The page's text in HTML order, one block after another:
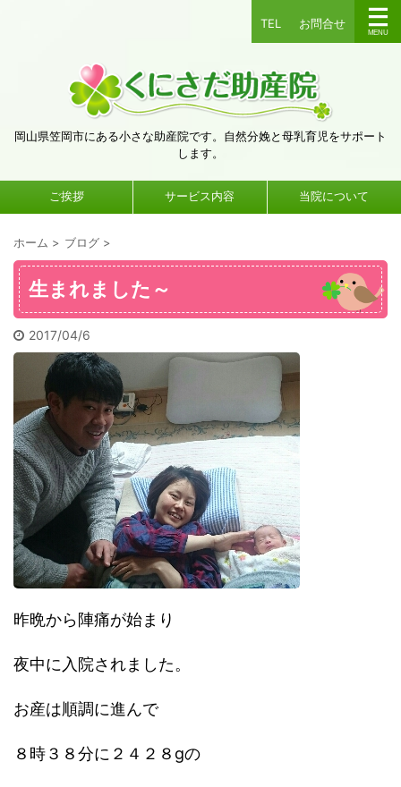
TEL お問合せ
岡山県笠岡市にある小さな助産院です。自然分娩と母乳育児をサポート
します。
ご挨拶 サービス内容 当院について
ホーム > ブログ >
生まれました～
2017/04/6
昨晩から陣痛が始まり
夜中に入院されました。
お産は順調に進んで
８時３８分に２４２８gの